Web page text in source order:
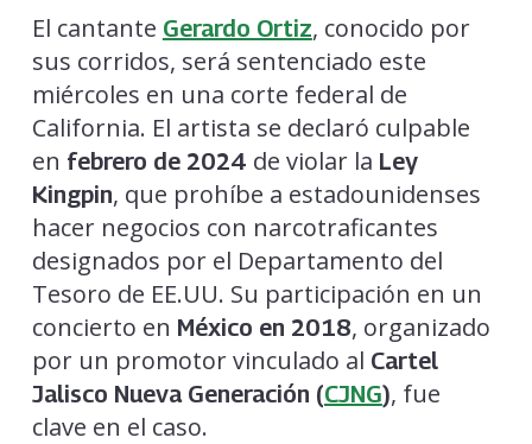
El cantante Gerardo Ortiz, conocido por
sus corridos, será sentenciado este
miércoles en una corte federal de
California. El artista se declaró culpable
en febrero de 2024 de violar la Ley
Kingpin, que prohíbe a estadounidenses
hacer negocios con narcotraficantes
designados por el Departamento del
Tesoro de EE.UU. Su participación en un
concierto en México en 2018, organizado
por un promotor vinculado al Cartel
Jalisco Nueva Generación (CJNG), fue
clave en el caso.